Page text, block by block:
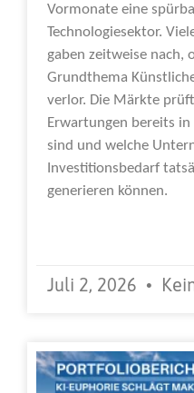
Vormonate eine
Technologiesektor.
gaben zeitweise nach,
Grundthema
verlor. Die Märkte
Erwartungen bereits
sind und welche
Investitionsbedarf
generieren können.
Juli 2, 2026